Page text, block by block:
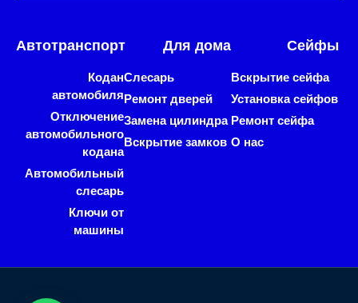
Автотранспорт
Кодан
автомобиля
Отключение
автомобильного
кодана
Автомобильный
слесарь
Ключи от
машины
Для дома
Слесарь
Ремонт дверей
Замена цилиндра
Вскрытие замков
Сейфы
Вскрытие сейфа
Установка сейфов
Ремонт сейфа
О нас